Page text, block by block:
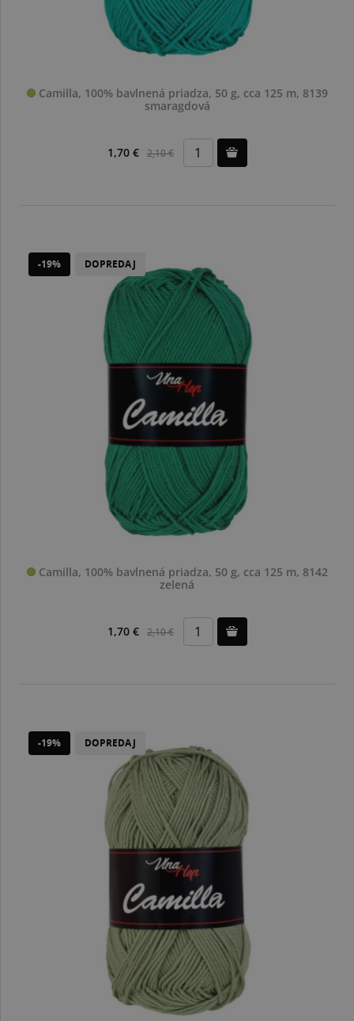
Camilla, 100% bavlnená priadza, 50 g, cca 125 m, 8139
smaragdová
1,70 € 2,10 €
-19% DOPREDAJ
Camilla, 100% bavlnená priadza, 50 g, cca 125 m, 8142
zelená
1,70 € 2,10 €
-19% DOPREDAJ